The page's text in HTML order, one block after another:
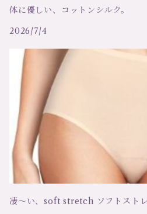
リトラッティ RITRATTI
アリアンヌ
アートマリア、マディバ
テア
アンドレ サルダ
トップス
ドレス、ワンピース
ローブ、ガウン
ガーターベルト
カーディガン
体に優しい、コットンシルク。
2026/7/4
凄～い、soft stretch ソフトストレ